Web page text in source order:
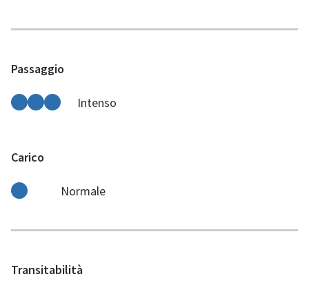
Passaggio
Intenso
Carico
Normale
Transitabilità